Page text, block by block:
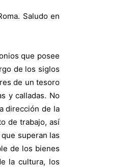
Saludo en
que posee
de los siglos
de un tesoro
y calladas. No
dirección de la
de trabajo, así
superan las
de los bienes
la cultura, los